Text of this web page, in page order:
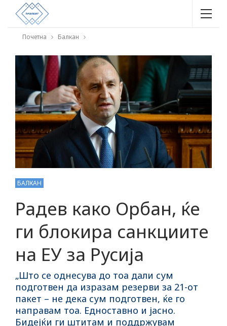
Почетна Балкан
БАЛКАН
Радев како Орбан, ќе
ги блокира санкциите
на ЕУ за Русија
„Што се однесува до тоа дали сум
подготвен да изразам резерви за 21-от
пакет – не дека сум подготвен, ќе го
направам тоа. Едноставно и јасно.
Бидејќи ги штитам и поддржувам